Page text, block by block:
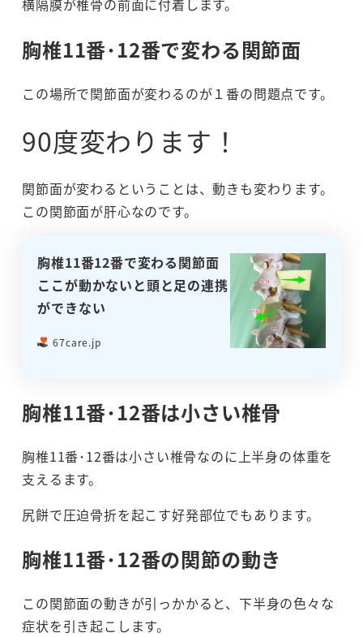
横隔膜が椎骨の前面に付着します。
胸椎11番･12番で変わる関節面
この場所で関節面が変わるのが１番の問題点です。
90度変わります！
関節面が変わるということは、動きも変わります。
この関節面が肝心なのです。
胸椎11番12番で変わる関節面
ここが動かないと頭と足の連携
ができない
67care.jp
胸椎11番･12番は小さい椎骨
胸椎11番･12番は小さい椎骨なのに上半身の体重を
支えるます。
尻餅で圧迫骨折を起こす好発部位でもあります。
胸椎11番･12番の関節の動き
この関節面の動きが引っかかると、下半身の色々な
症状を引き起こします。